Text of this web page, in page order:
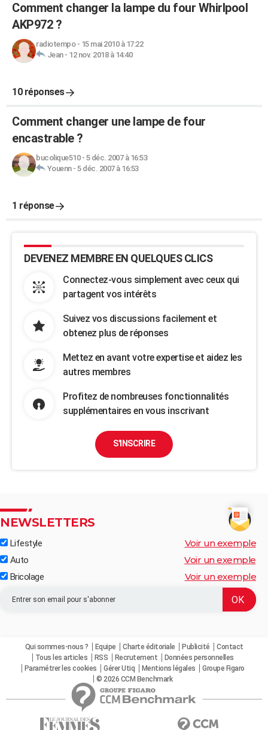
Comment changer la lampe du four Whirlpool
AKP972 ?
radiotempo- 15 mai 2010 à 17:22
Jean- 12 nov. 2018 à 14:40
10 réponses
Comment changer une lampe de four
encastrable ?
bucolique510- 5 déc. 2007 à 16:53
Youenn- 5 déc. 2007 à 16:53
1 réponse
DEVENEZ MEMBRE EN QUELQUES CLICS
Connectez-vous simplement avec ceux qui
partagent vos intérêts
Suivez vos discussions facilement et
obtenez plus de réponses
Mettez en avant votre expertise et aidez les
autres membres
Profitez de nombreuses fonctionnalités
supplémentaires en vous inscrivant
S'INSCRIRE
NEWSLETTERS
Lifestyle Voir un exemple
Auto Voir un exemple
Bricolage Voir un exemple
Qui sommes-nous ? Equipe Charte éditoriale Publicité
Contact
Tous les articles
RSS Recrutement
Données personnelles
Paramétrer les cookies
Gérer Utiq Mentions légales
Groupe Figaro
© 2026 CCM Benchmark